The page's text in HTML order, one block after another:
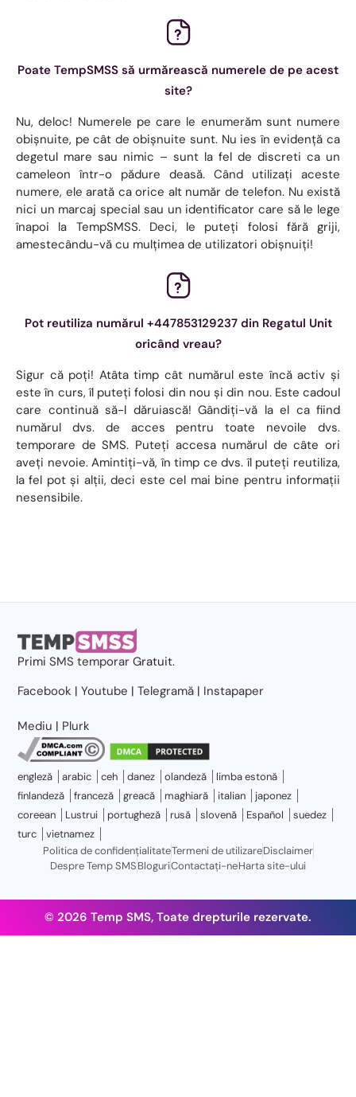
Poate TempSMSS să urmărească numerele de pe acest
site?
Nu, deloc! Numerele pe care le enumerăm sunt numere
obișnuite, pe cât de obișnuite sunt. Nu ies în evidență ca
degetul mare sau nimic – sunt la fel de discreti ca un
cameleon într-o pădure deasă. Când utilizați aceste
numere, ele arată ca orice alt număr de telefon. Nu există
nici un marcaj special sau un identificator care să le lege
înapoi la TempSMSS. Deci, le puteți folosi fără griji,
amestecându-vă cu mulțimea de utilizatori obișnuiți!
Pot reutiliza numărul +447853129237 din Regatul Unit
oricând vreau?
Sigur că poți! Atâta timp cât numărul este încă activ și
este în curs, îl puteți folosi din nou și din nou. Este cadoul
care continuă să-l dăruiască! Gândiți-vă la el ca fiind
numărul dvs. de acces pentru toate nevoile dvs.
temporare de SMS. Puteți accesa numărul de câte ori
aveți nevoie. Amintiți-vă, în timp ce dvs. îl puteți reutiliza,
la fel pot și alții, deci este cel mai bine pentru informații
nesensibile.
PrimiSMS temporar Gratuit.
Facebook |Youtube |Telegramă | Instapaper
Mediu | Plurk
engleză arabic ceh danez olandeză
limba estonă
finlandeză
franceză greacă maghiară italian
japonez
coreean
Lustrui portugheză rusă slovenă Español
suedez
turc
vietnamez
Politica de confidențialitateTermeni de utilizareDisclaimer
Despre Temp SMSBloguriContactaţi-neHarta site-ului
© 2026 Temp SMS, Toate drepturile rezervate.